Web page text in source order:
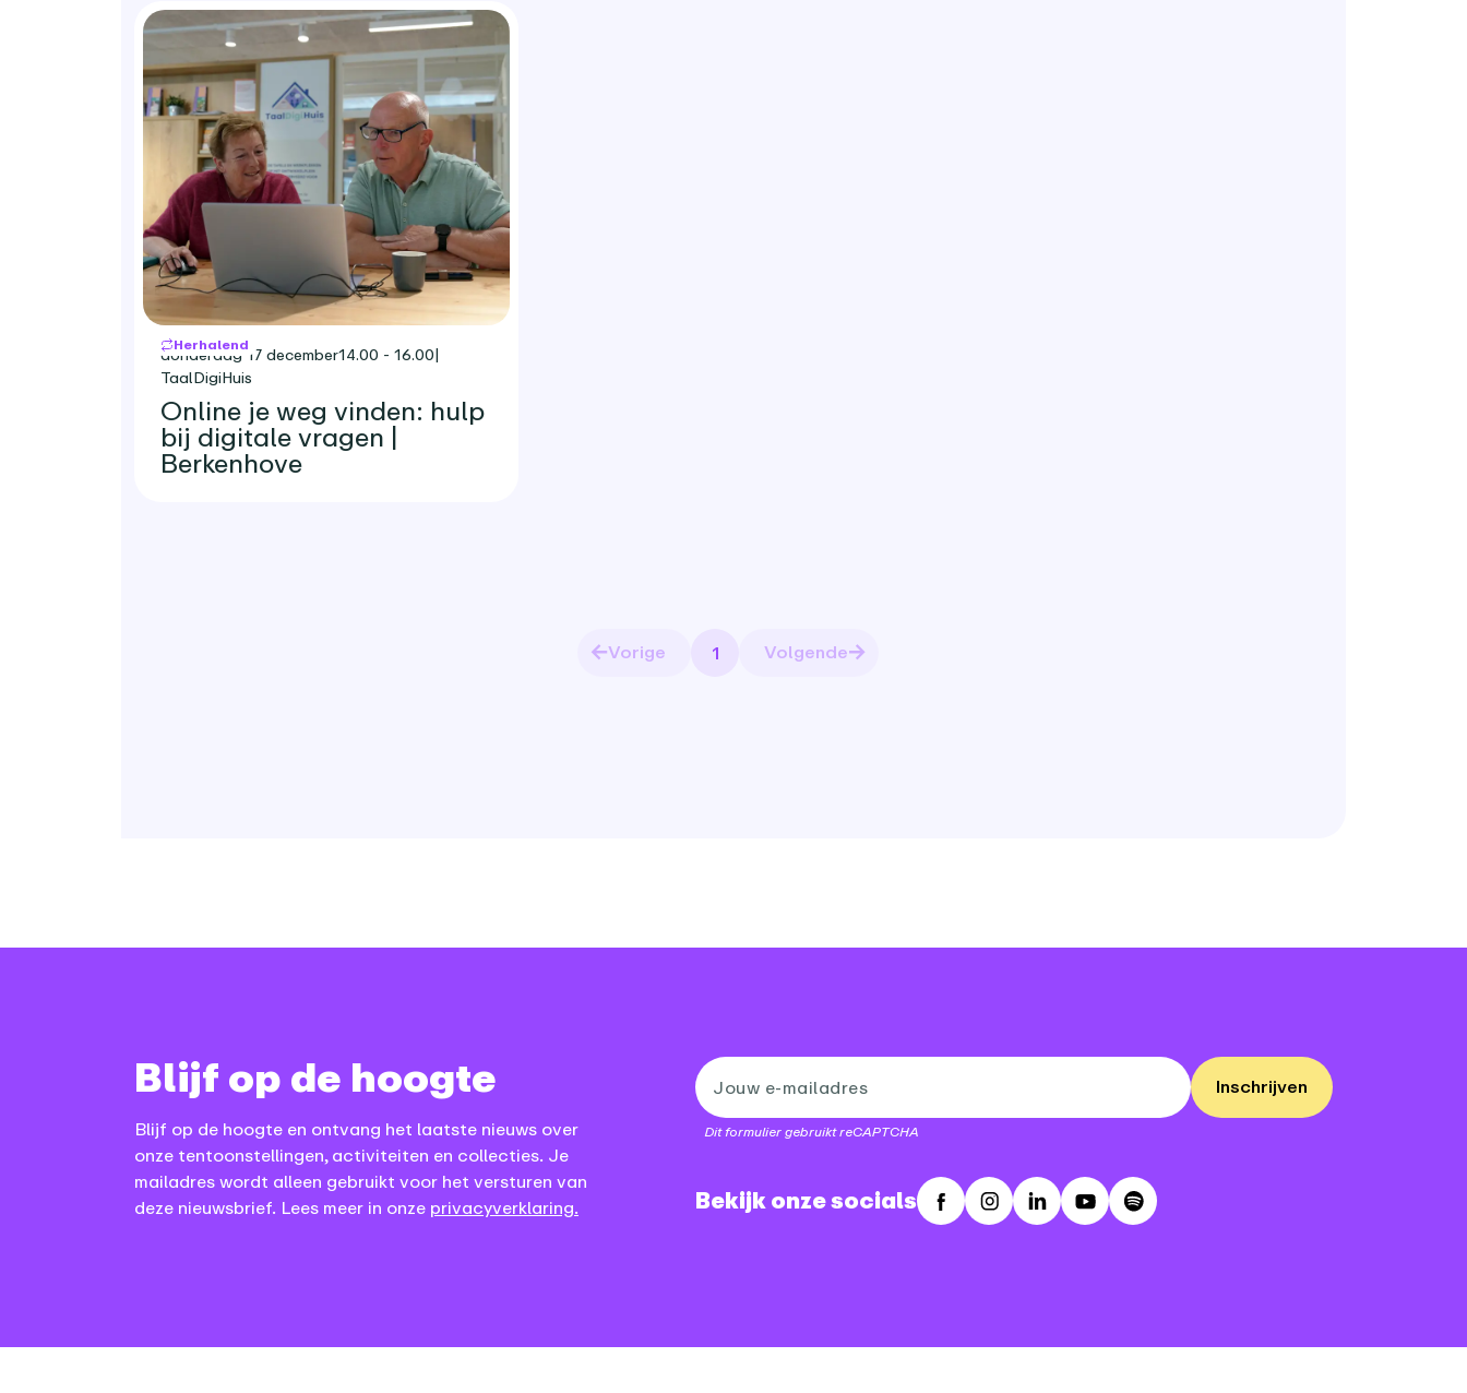
Herhalend
donderdag 17 december14.00 - 16.00|
TaalDigiHuis
Online je weg vinden: hulp
bij digitale vragen |
Berkenhove
Vorige Pagina
1 Volgende
Blijf op de hoogte
Blijf op de hoogte en ontvang het laatste nieuws over
onze tentoonstellingen, activiteiten en collecties. Je
mailadres wordt alleen gebruikt voor het versturen van
deze nieuwsbrief. Lees meer in onze privacyverklaring.
Dit formulier gebruikt reCAPTCHA
Inschrijven
Bekijk onze socials FacebookInstagram
LinkedInYoutubeSpotify